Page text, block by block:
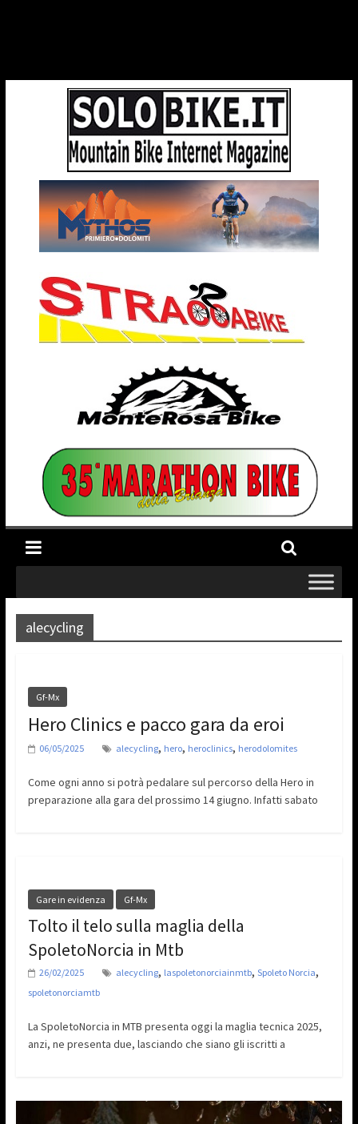
alecycling
Gf-Mx
Hero Clinics e pacco gara da eroi
06/05/2025 alecycling, hero, heroclinics, herodolomites
Come ogni anno si potrà pedalare sul percorso della Hero in
preparazione alla gara del prossimo 14 giugno. Infatti sabato
Gare in evidenza Gf-Mx
Tolto il telo sulla maglia della
SpoletoNorcia in Mtb
26/02/2025 alecycling, laspoletonorciainmtb, Spoleto Norcia,
spoletonorciamtb
La SpoletoNorcia in MTB presenta oggi la maglia tecnica 2025,
anzi, ne presenta due, lasciando che siano gli iscritti a